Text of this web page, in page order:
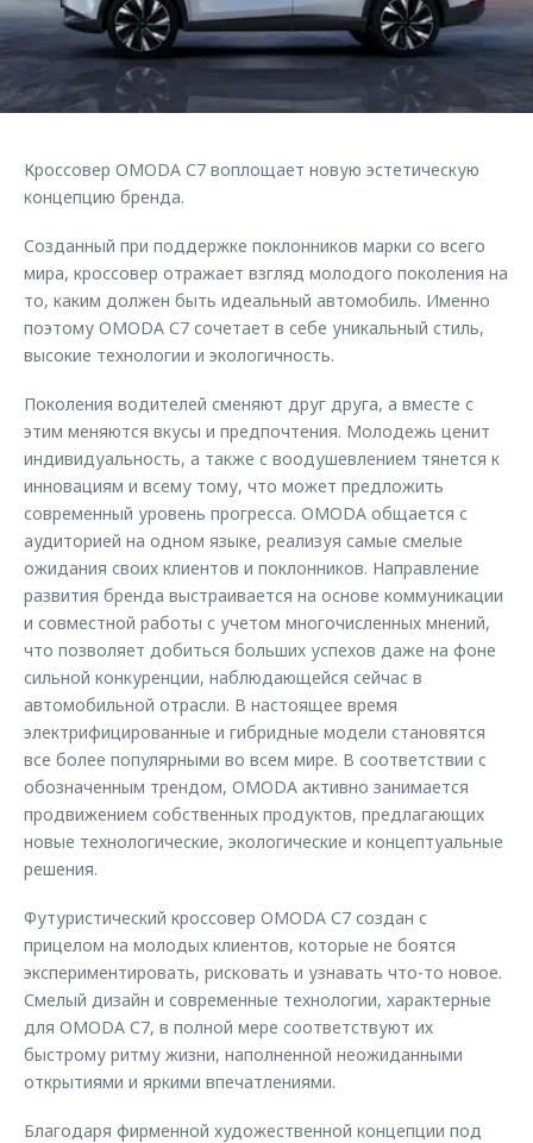
Страхование
Кредитный калькулятор
Аксессуары
Оригинальные аксессуары
Трейд-ин
Калькулятор трейд-ин
Клиентская поддержка
O&J Автоклуб
Клуб владельцев OMODA
Аксессуары
Одежда и сувениры
Оригинальные аксессуары
Запчасти
Обратная связь
Кроссовер OMODA С7 воплощает новую эстетическую
концепцию бренда.
Созданный при поддержке поклонников марки со всего
мира, кроссовер отражает взгляд молодого поколения на
то, каким должен быть идеальный автомобиль. Именно
поэтому OMODA С7 сочетает в себе уникальный стиль,
высокие технологии и экологичность.
Поколения водителей сменяют друг друга, а вместе с
этим меняются вкусы и предпочтения. Молодежь ценит
индивидуальность, а также с воодушевлением тянется к
инновациям и всему тому, что может предложить
современный уровень прогресса. OMODA общается с
аудиторией на одном языке, реализуя самые смелые
ожидания своих клиентов и поклонников. Направление
развития бренда выстраивается на основе коммуникации
и совместной работы с учетом многочисленных мнений,
что позволяет добиться больших успехов даже на фоне
сильной конкуренции, наблюдающейся сейчас в
автомобильной отрасли. В настоящее время
электрифицированные и гибридные модели становятся
все более популярными во всем мире. В соответствии с
обозначенным трендом, OMODA активно занимается
продвижением собственных продуктов, предлагающих
новые технологические, экологические и концептуальные
решения.
Футуристический кроссовер OMODA С7 создан с
прицелом на молодых клиентов, которые не боятся
экспериментировать, рисковать и узнавать что-то новое.
Смелый дизайн и современные технологии, характерные
для OMODA С7, в полной мере соответствуют их
быстрому ритму жизни, наполненной неожиданными
открытиями и яркими впечатлениями.
Благодаря фирменной художественной концепции под